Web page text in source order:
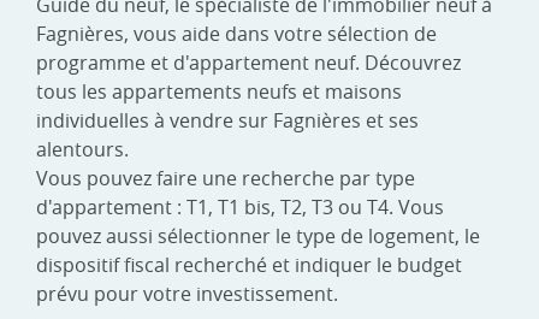
Fagnières, vous aide dans votre sélection de
programme et d'appartement neuf. Découvrez
tous les appartements neufs et maisons
individuelles à vendre sur Fagnières et ses
alentours.
Vous pouvez faire une recherche par type
d'appartement : T1, T1 bis, T2, T3 ou T4. Vous
pouvez aussi sélectionner le type de logement, le
dispositif fiscal recherché et indiquer le budget
prévu pour votre investissement.